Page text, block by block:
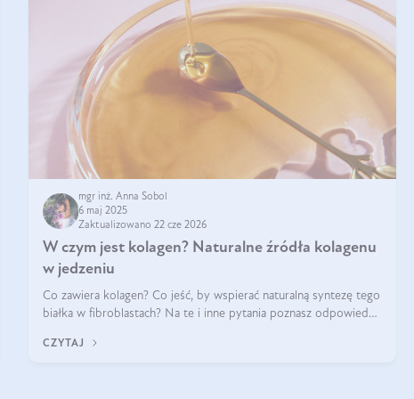
mgr inż. Anna Sobol
6 maj 2025
Zaktualizowano 22 cze 2026
W czym jest kolagen? Naturalne źródła kolagenu
w jedzeniu
Co zawiera kolagen? Co jeść, by wspierać naturalną syntezę tego
białka w fibroblastach? Na te i inne pytania poznasz odpowiedź
CZYTAJ